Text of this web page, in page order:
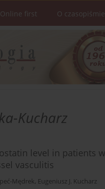
Online first O czasopiśmie
Kucharz
level in patients
vasculitis
Mędrek, Eugeniusz J. Kucharz